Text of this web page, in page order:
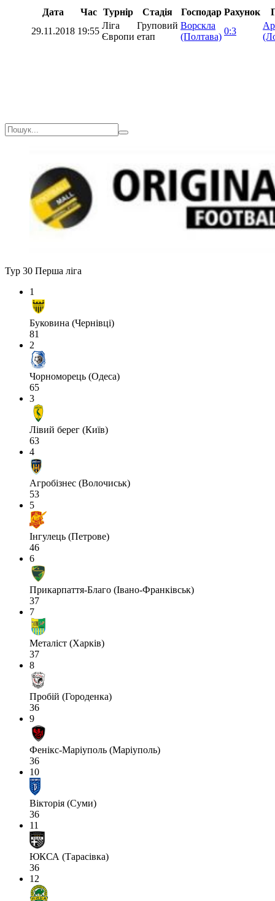
Дата Час Турнір Стадія Господар Рахунок
29.11.2018 19:55
Ліга
Європи
Груповий
етап
Ворскла
(Полтава)
0:3
Тур 30 Перша ліга
1
Буковина (Чернівці)
81
2
Чорноморець (Одеса)
65
3
Лівий берег (Київ)
63
4
Агробізнес (Волочиськ)
53
5
Інгулець (Петрове)
46
6
Прикарпаття-Благо (Івано-Франківськ)
37
7
Металіст (Харків)
37
8
Пробій (Городенка)
36
9
Фенікс-Маріуполь (Маріуполь)
36
10
Вікторія (Суми)
36
11
ЮКСА (Тарасівка)
36
12